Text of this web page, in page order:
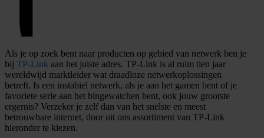
Als je op zoek bent naar producten op gebied van netwerk ben je
bij TP-Link aan het juiste adres. TP-Link is al ruim tien jaar
wereldwijd marktleider wat draadloze netwerkoplossingen
betreft. Is een instabiel netwerk, als je aan het gamen bent of je
favoriete serie aan het bingewatchen bent, ook jouw grootste
ergernis? Verzeker je zelf dan van het snelste en meest
betrouwbare internet, door uit ons assortiment van TP-Link
hieronder te kiezen.